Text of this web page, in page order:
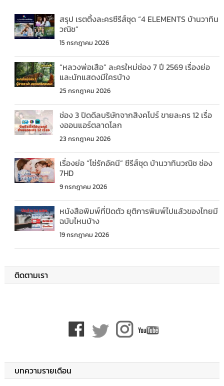
สรุป เรตติ้งละครซีรีส์ชุด “4 ELEMENTS บ้านวาทิน
วณิช”
15 กรกฎาคม 2026
“หลวงพ่อเสือ” ละครใหม่ช่อง 7 ปี 2569 เรื่องย่อ
และนักแสดงมีใครบ้าง
25 กรกฎาคม 2026
ช่อง 3 ปิดดีลบริษัทจากสิงคโปร์ ขายละคร 12 เรื่อ
งออนแอร์ตลาดโลก
23 กรกฎาคม 2026
เรื่องย่อ “โซ่รักอัคนี” ซีรีส์ชุด บ้านวาทินวณิช ช่อง
7HD
9 กรกฎาคม 2026
หนังสือพิมพ์ที่ปิดตัว ยุติการพิมพ์ไปแล้วของไทยมี
ฉบับไหนบ้าง
19 กรกฎาคม 2026
ติดตามเรา
บทความรายเดือน